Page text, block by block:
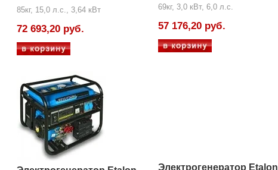
85кг, 15,0 л.с., 3,64 кВт
72 693,20 руб.
69кг, 3,0 кВт, 6,0 л.с.
57 176,20 руб.
Электрогенератор Etalon